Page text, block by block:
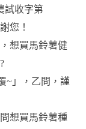
試收字第
您！
想買馬鈴薯健
~」，乙問，謹
想買馬鈴薯種